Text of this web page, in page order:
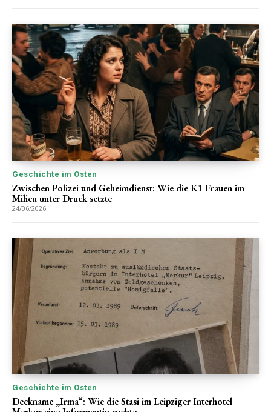
Geschichte im Osten
Zwischen Polizei und Geheimdienst: Wie die K1 Frauen im
Milieu unter Druck setzte
24/06/2026
Geschichte im Osten
Deckname „Irma“: Wie die Stasi im Leipziger Interhotel